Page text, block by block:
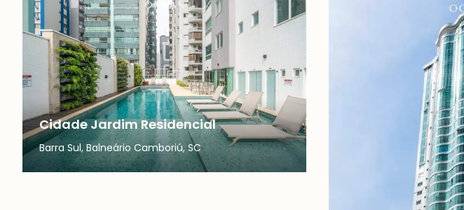
Cidade Jardim Residencial
Barra Sul, Balneário Camboriú, SC